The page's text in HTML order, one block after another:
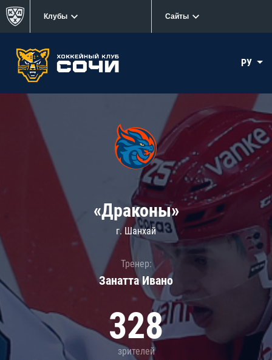
Клубы Сайты
РУ
«Драконы»
г. Шанхай
Тренер:
Занатта Иванo
328
зрителей